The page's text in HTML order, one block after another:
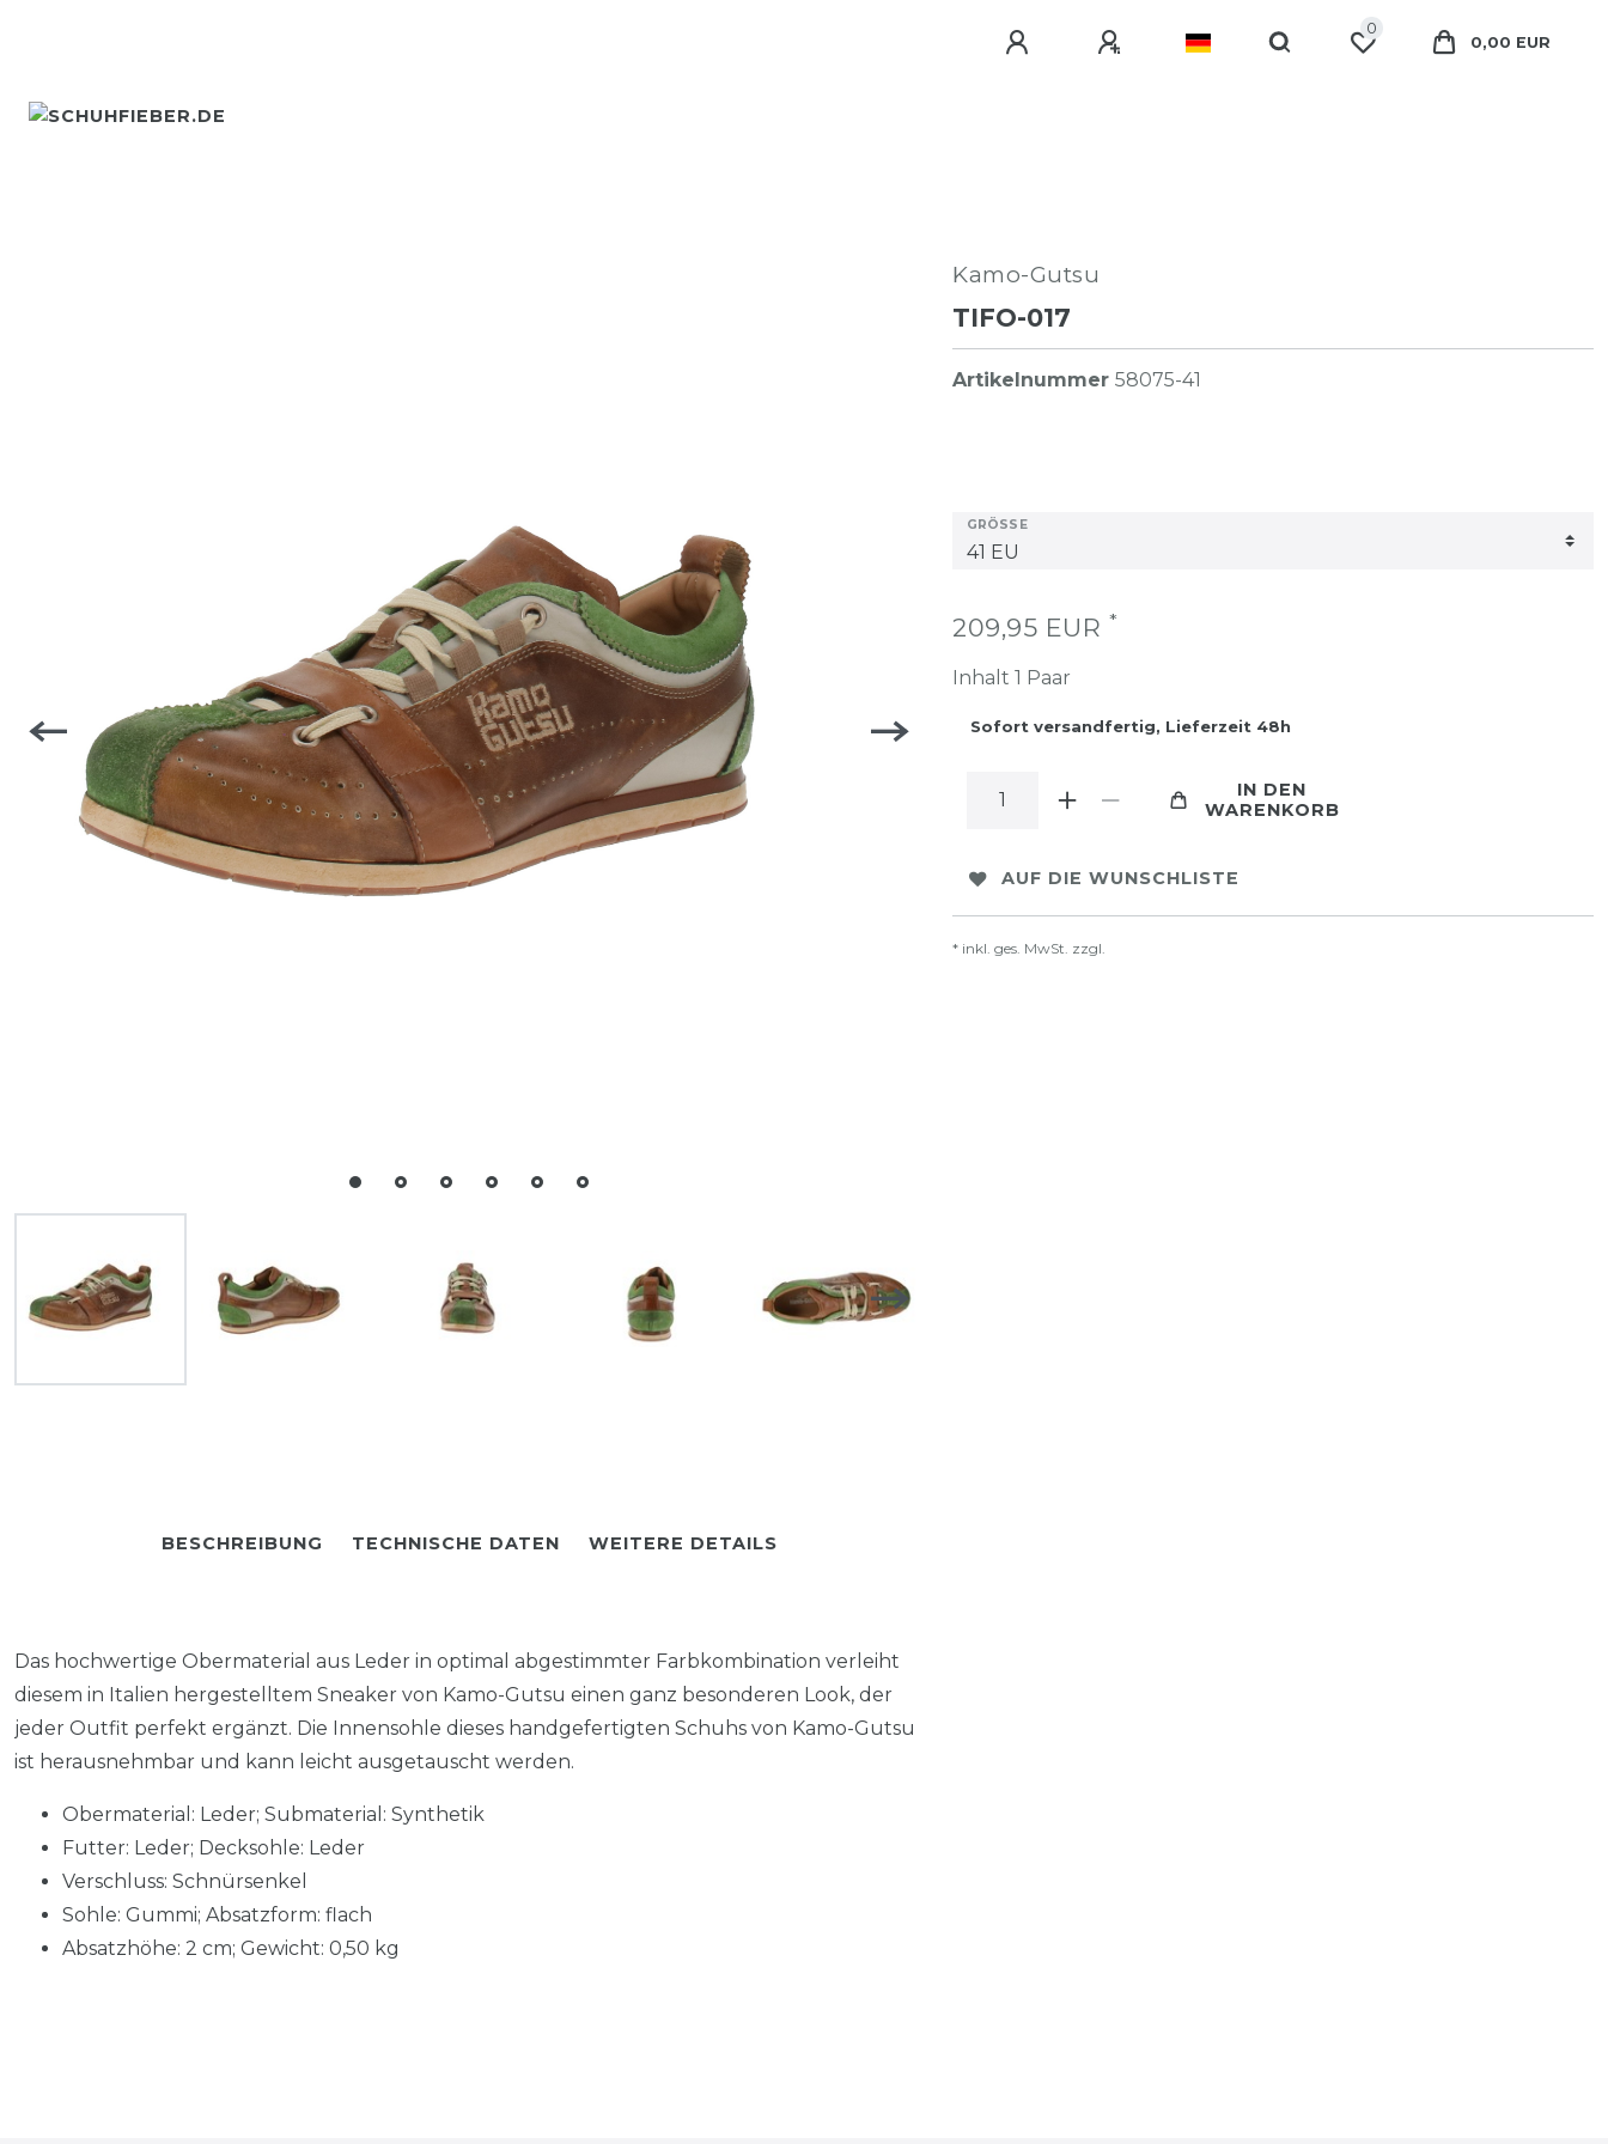
0
0,00 EUR
Kamo-Gutsu
TIFO-017
Artikelnummer 58075-41
GRÖSSE
209,95 EUR *
Inhalt 1 Paar
Sofort versandfertig, Lieferzeit 48h
IN DEN
WARENKORB
AUF DIE WUNSCHLISTE
* inkl. ges. MwSt. zzgl.
BESCHREIBUNG TECHNISCHE DATEN WEITERE DETAILS
Das hochwertige Obermaterial aus Leder in optimal abgestimmter Farbkombination verleiht
diesem in Italien hergestelltem Sneaker von Kamo-Gutsu einen ganz besonderen Look, der
jeder Outfit perfekt ergänzt. Die Innensohle dieses handgefertigten Schuhs von Kamo-Gutsu
ist herausnehmbar und kann leicht ausgetauscht werden.
Obermaterial: Leder; Submaterial: Synthetik
Futter: Leder; Decksohle: Leder
Verschluss: Schnürsenkel
Sohle: Gummi; Absatzform: flach
Absatzhöhe: 2 cm; Gewicht: 0,50 kg